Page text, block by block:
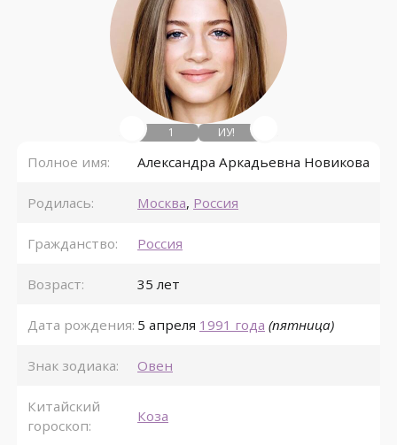
1 ИУ!
Полное имя: Александра Аркадьевна Новикова
Родилась: Москва, Россия
Гражданство: Россия
Возраст: 35 лет
Дата рождения: 5 апреля 1991 года (пятница)
Знак зодиака: Овен
Китайский
гороскоп:
Коза